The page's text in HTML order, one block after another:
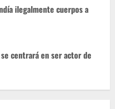
ilegalmente cuerpos a
centrará en ser actor de